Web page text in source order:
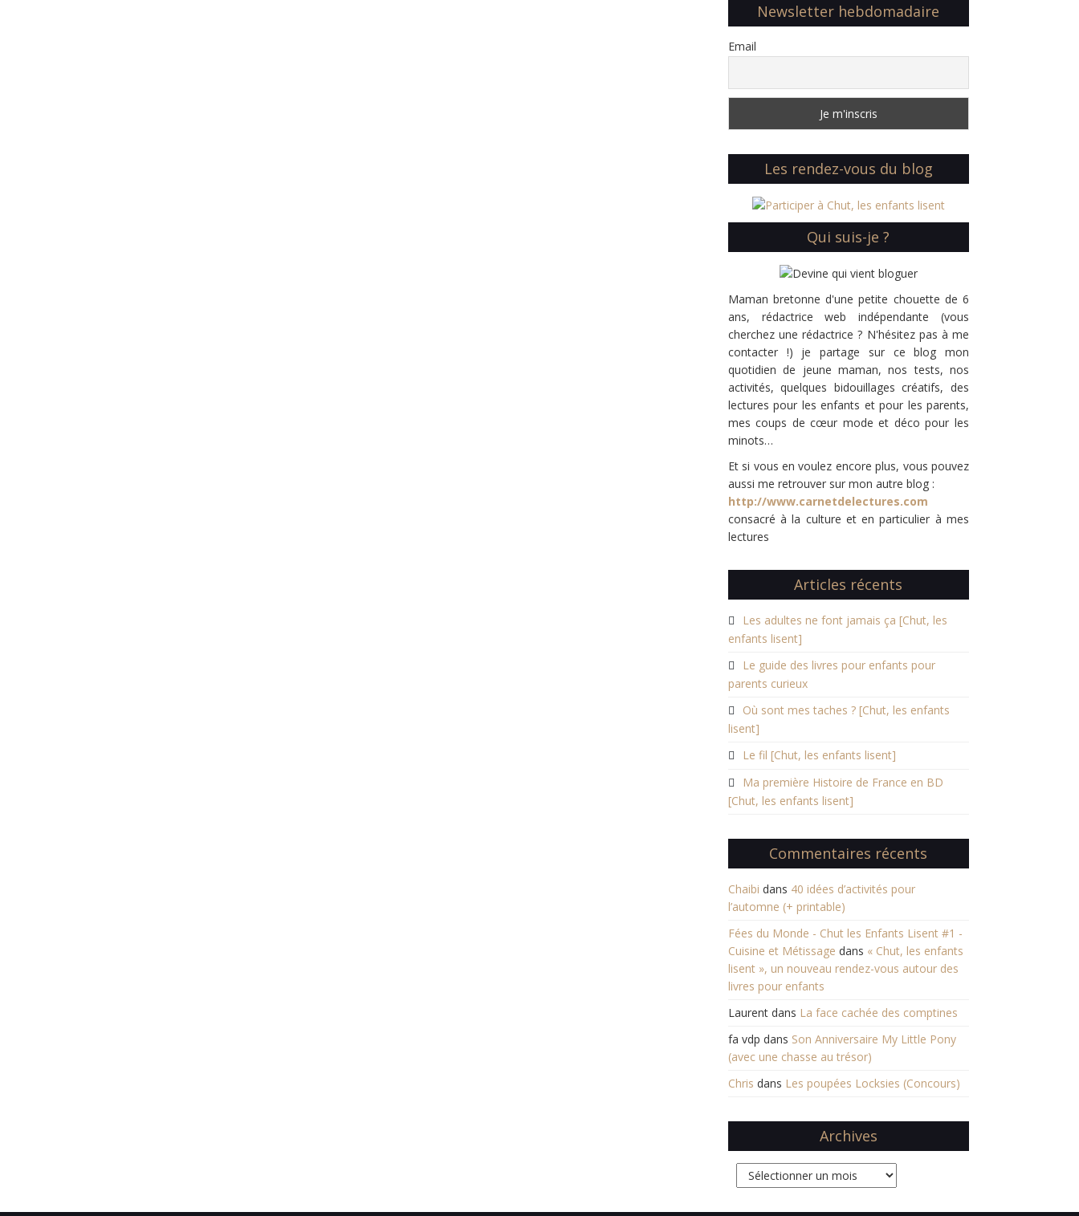
Newsletter hebdomadaire
Email
Les rendez-vous du blog
Qui suis-je ?
Maman bretonne d'une petite chouette de 6
ans, rédactrice web indépendante (vous
cherchez une rédactrice ? N'hésitez pas à me
contacter !) je partage sur ce blog mon
quotidien de jeune maman, nos tests, nos
activités, quelques bidouillages créatifs, des
lectures pour les enfants et pour les parents,
mes coups de cœur mode et déco pour les
minots…
Et si vous en voulez encore plus, vous pouvez
aussi me retrouver sur mon autre blog :
http://www.carnetdelectures.com
consacré à la culture et en particulier à mes
lectures
Articles récents
Les adultes ne font jamais ça [Chut, les
enfants lisent]
Le guide des livres pour enfants pour
parents curieux
Où sont mes taches ? [Chut, les enfants
lisent]
Le fil [Chut, les enfants lisent]
Ma première Histoire de France en BD
[Chut, les enfants lisent]
Commentaires récents
Chaibi dans 40 idées d’activités pour
l’automne (+ printable)
Fées du Monde - Chut les Enfants Lisent #1 -
Cuisine et Métissage dans « Chut, les enfants
lisent », un nouveau rendez-vous autour des
livres pour enfants
Laurentdans La face cachée des comptines
fa vdp dans Son Anniversaire My Little Pony
(avec une chasse au trésor)
Chris dans Les poupées Locksies (Concours)
Archives
Archives